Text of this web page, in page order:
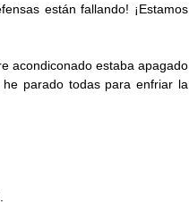
están fallando! ¡Estamos
acondiconado estaba apagado
parado todas para enfriar la